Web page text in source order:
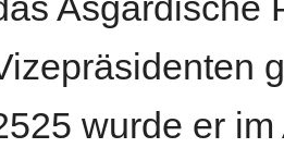
wurde er